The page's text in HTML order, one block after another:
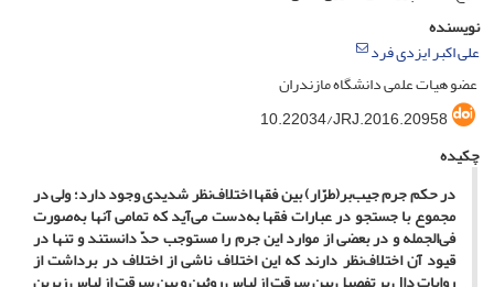
نویسنده
علی اکبر ایزدی فرد
عضو هیات علمی دانشگاه مازندران
10.22034/JRJ.2016.20958
چکیده
در حکم جرم جیب‌بر(طرّار) بین فقها اختلاف‌نظر شدیدی وجود دارد؛ ولی در
مجموع با جستجو در عبارات فقها به‌دست می‌آید که تمامی آنها به‌صورت
فی‌الجمله و در بعضی از موارد این جرم را مستوجب حدّ دانستند و تنها در
قیود آن اختلاف‌نظر دارند که این اختلاف ناشی از اختلاف در برداشت از